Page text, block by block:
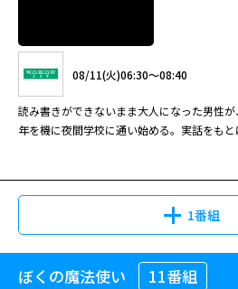
08/11(火)06:30～08:40
読み書きができないまま大人になった男性
年を機に夜間学校に通い始める。実話をも
1番組
３５年目の
ぼくの魔法使い 11番組